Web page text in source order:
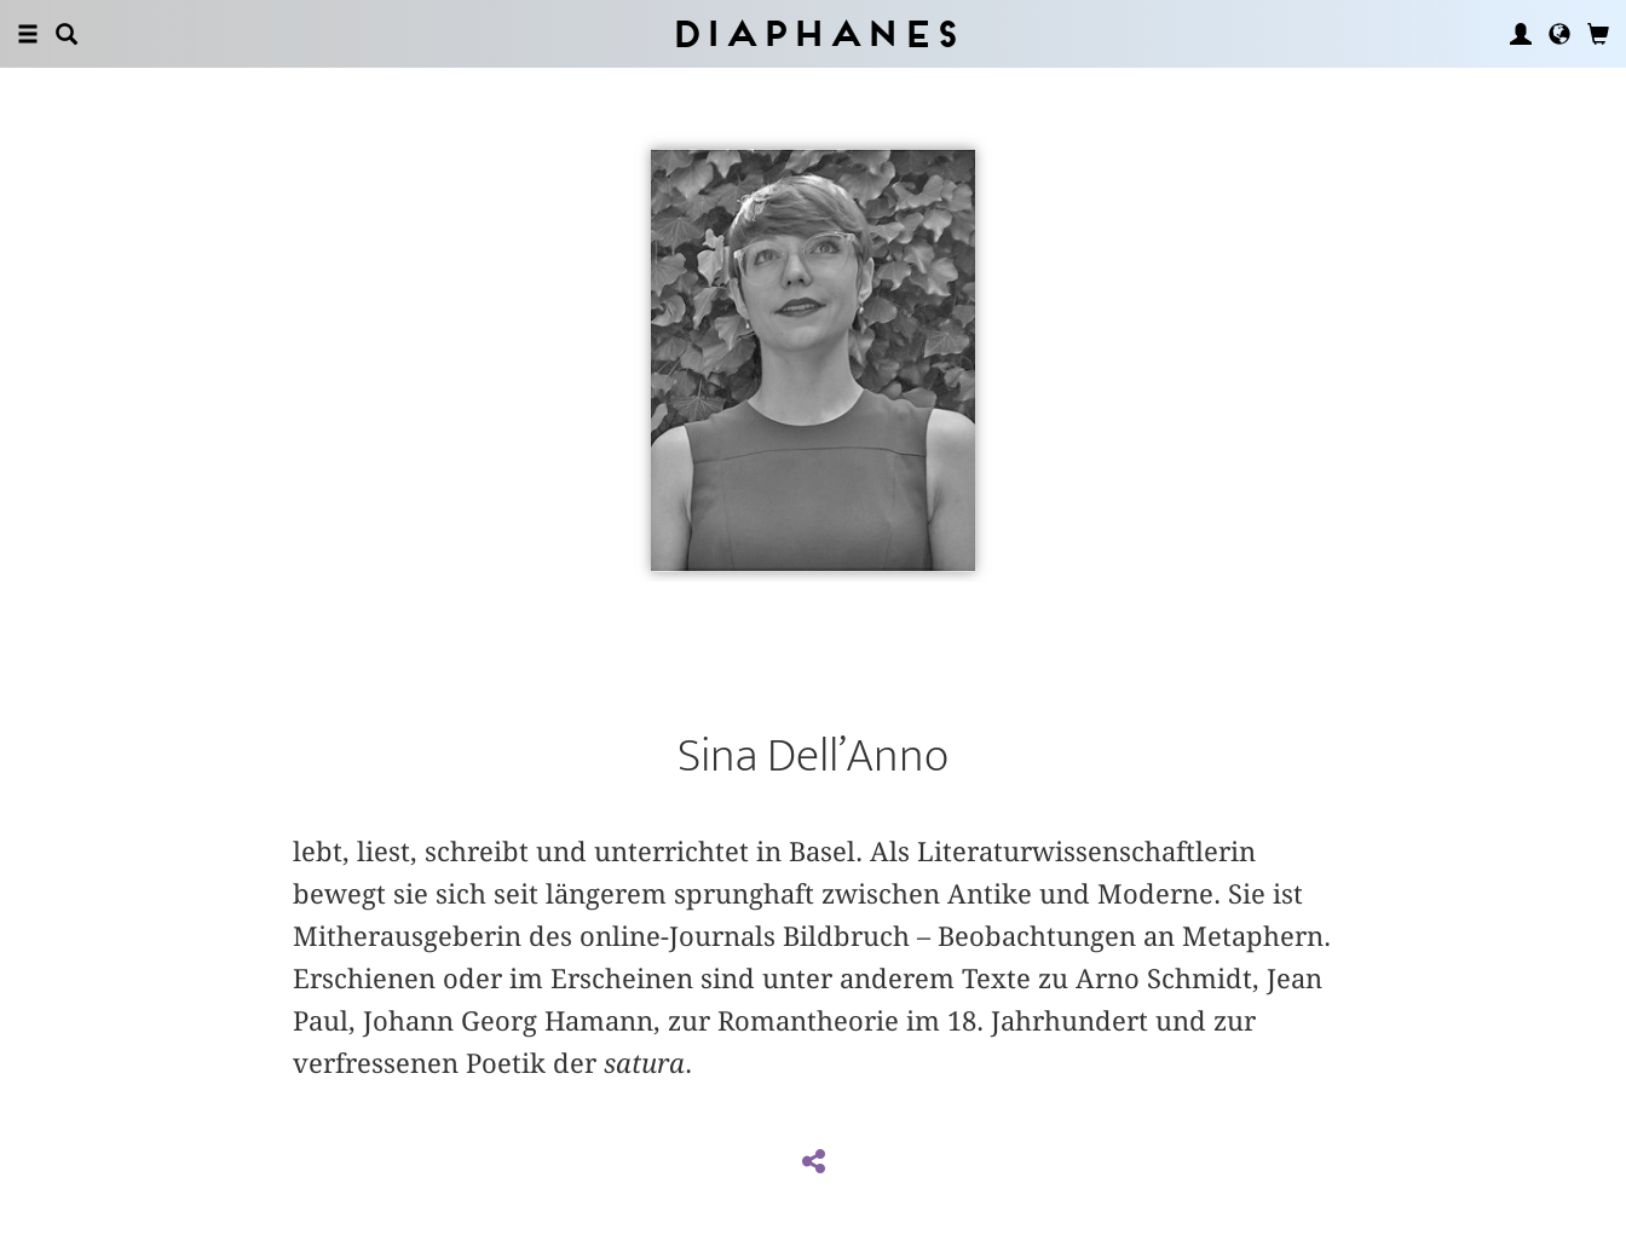
Diaphanes
Sina Dell’Anno
lebt, liest, schreibt und unterrichtet in Basel. Als Literaturwissenschaftlerin
bewegt sie sich seit längerem sprunghaft zwischen Antike und Moderne. Sie ist
Mitherausgeberin des online-Journals Bildbruch – Beobachtungen an Metaphern.
Erschienen oder im Erscheinen sind unter anderem Texte zu Arno Schmidt, Jean
Paul, Johann Georg Hamann, zur Romantheorie im 18. Jahrhundert und zur
verfressenen Poetik der satura.